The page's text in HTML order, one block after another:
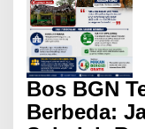
Bos BGN
Berbeda: